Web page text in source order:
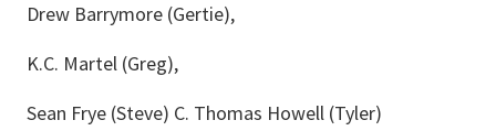
Drew Barrymore (Gertie),
K.C. Martel (Greg),
Sean Frye (Steve) C. Thomas Howell (Tyler)